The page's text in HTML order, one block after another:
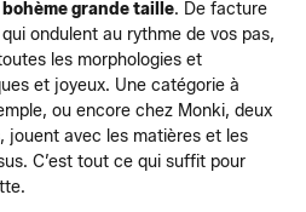
grande taille. De facture
ondulent au rythme de vos pas,
les morphologies et
et joyeux. Une catégorie à
ou encore chez Monki, deux
jouent avec les matières et les
C’est tout ce qui suffit pour